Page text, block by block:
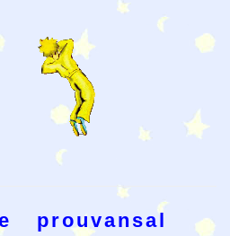
prouvansal